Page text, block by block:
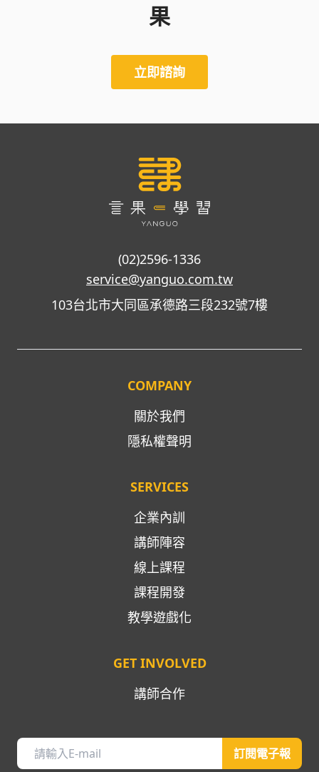
果
立即諮詢
(02)2596-1336
service@yanguo.com.tw
103台北市大同區承德路三段232號7樓
COMPANY
關於我們
隱私權聲明
SERVICES
企業內訓
講師陣容
線上課程
課程開發
教學遊戲化
GET INVOLVED
講師合作
訂閱電子報